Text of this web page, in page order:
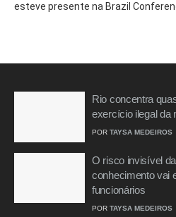
esteve presente na Brazil
Rio concentra
exercício ilegal da
POR TAYSA MEDEIROS
O risco invisível
conhecimento vai
funcionários
POR TAYSA MEDEIROS